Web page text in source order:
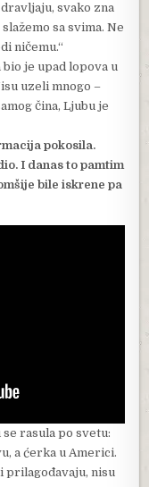
svako zna
sa svima. Ne
ničemu.“
je upad lopova u
uzeli mnogo –
čina, Ljubu je
pokosila.
I danas to pamtim
bile iskrene pa
rasula po svetu:
a ćerka u Americi.
prilagođavaju, nisu